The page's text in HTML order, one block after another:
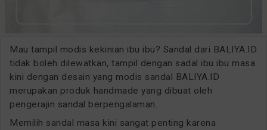
Mau tampil modis kekinian ibu ibu? Sandal dari BALIYA.ID
tidak boleh dilewatkan, tampil dengan sadal ibu ibu masa
kini dengan desain yang modis sandal BALIYA.ID
merupakan produk handmade yang dibuat oleh
pengerajin sandal berpengalaman.
Memilih sandal masa kini sangat penting karena